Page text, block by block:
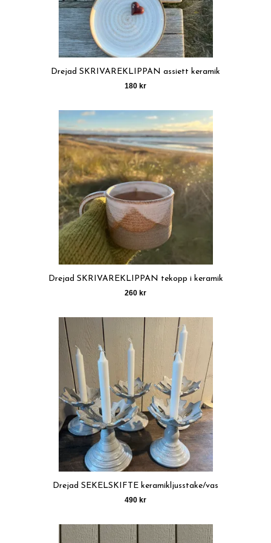
Drejad SKRIVAREKLIPPAN assiett keramik
180 kr
Drejad SKRIVAREKLIPPAN tekopp i keramik
260 kr
Drejad SEKELSKIFTE keramikljusstake/vas
490 kr